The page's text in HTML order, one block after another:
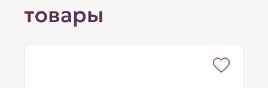
товары